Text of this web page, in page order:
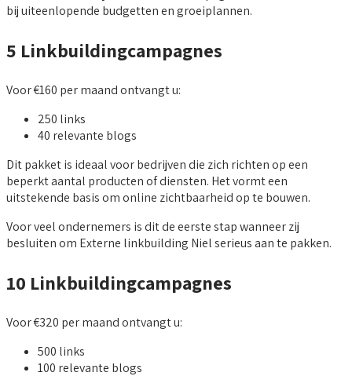
bij uiteenlopende budgetten en groeiplannen.
5 Linkbuildingcampagnes
Voor €160 per maand ontvangt u:
250 links
40 relevante blogs
Dit pakket is ideaal voor bedrijven die zich richten op een
beperkt aantal producten of diensten. Het vormt een
uitstekende basis om online zichtbaarheid op te bouwen.
Voor veel ondernemers is dit de eerste stap wanneer zij
besluiten om Externe linkbuilding Niel serieus aan te pakken.
10 Linkbuildingcampagnes
Voor €320 per maand ontvangt u:
500 links
100 relevante blogs